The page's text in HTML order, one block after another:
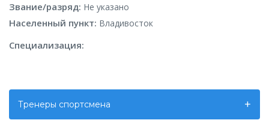
Звание/разряд: Не указано
Населенный пункт: Владивосток
Специализация:
Тренеры спортсмена